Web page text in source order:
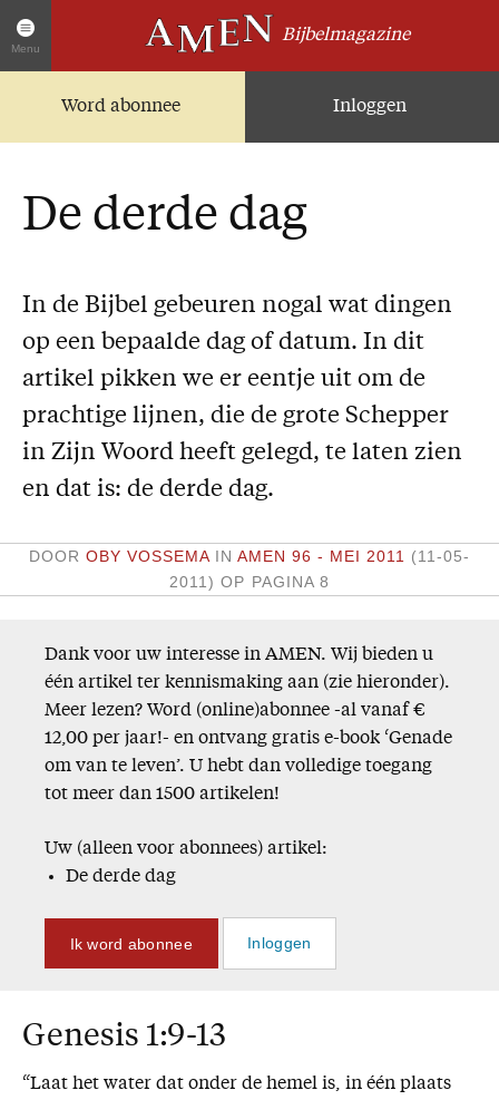
Menu
Bijbelmagazine
Word abonnee Inloggen
Artikelen
Zoek in alle artikelen
Facebook
Over AMEN
Abonnementen
Geschenkabonnement
Proefnummer AMEN
Steun AMEN
Nabestellen
Vragen en opmerkingen
En verder
Bijbelstudieagenda
De derde dag
In de Bijbel gebeuren nogal wat dingen
op een bepaalde dag of datum. In dit
artikel pikken we er eentje uit om de
prachtige lijnen, die de grote Schepper
in Zijn Woord heeft gelegd, te laten zien
en dat is: de derde dag.
DOOR OBY VOSSEMA IN AMEN 96 - MEI 2011
(11-05-
2011) OP PAGINA 8
Dank voor uw interesse in AMEN. Wij bieden u
één artikel ter kennismaking aan (zie hieronder).
Meer lezen? Word (online)abonnee -al vanaf €
12,00 per jaar!- en ontvang gratis e-book ‘Genade
om van te leven’. U hebt dan volledige toegang
tot meer dan 1500 artikelen!
Uw (alleen voor abonnees) artikel:
De derde dag
Ik word abonnee Inloggen
Genesis 1:9-13
“Laat het water dat onder de hemel is, in één plaats